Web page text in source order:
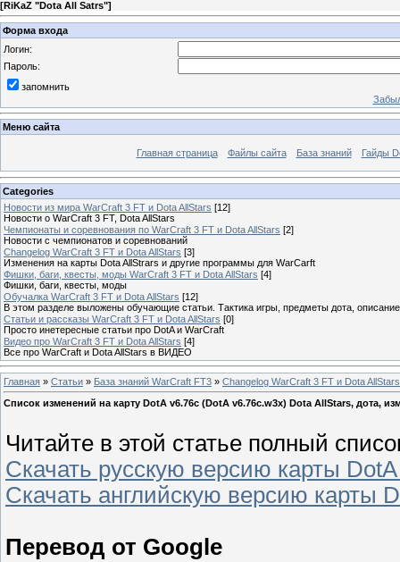
[RiKaZ "Dota All Satrs"]
Форма входа
Логин:
Пароль:
запомнить
Меню сайта
Главная страница Файлы сайта База знаний Гайды
Categories
Новости из мира WarCraft 3 FT и Dota AllStars [12]
Новости о WarCraft 3 FT, Dota AllStars
Чемпионаты и соревнования по WarCraft 3 FT и Dota AllStars [2]
Новости с чемпионатов и соревнований
Changelog WarCraft 3 FT и Dota AllStars [3]
Изменения на карты Dota AllStrars и другие программы для WarCarft
Фишки, баги, квесты, моды WarCraft 3 FT и Dota AllStars [4]
Фишки, баги, квесты, моды
Обучалка WarCraft 3 FT и Dota AllStars [12]
В этом разделе выложены обучающие статьи. Тактика игры, предметы дота, описание
Статьи и рассказы WarCraft 3 FT и Dota AllStars [0]
Просто инетересные статьи про DotA и WarCraft
Видео про WarCraft 3 FT и Dota AllStars [4]
Все про WarCraft и Dota AllStars в ВИДЕО
Главная » Статьи » База знаний WarCraft FT3 » Changelog WarCraft 3 FT и Dota AllStars
Список изменений на карту DotA v6.76c (DotA v6.76c.w3x) Dota AllStars, дота,
Читайте в этой статье полный
Скачать русскую версию карты
Скачать английскую версию карты
Перевод от Google